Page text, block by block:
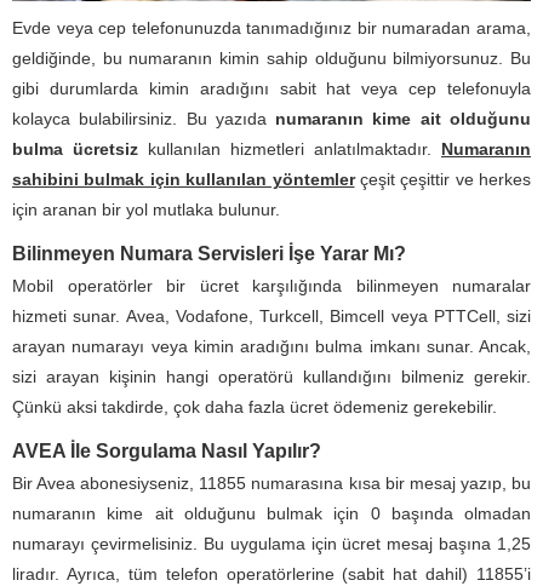
Evde veya cep telefonunuzda tanımadığınız bir numaradan arama,
geldiğinde, bu numaranın kimin sahip olduğunu bilmiyorsunuz. Bu
gibi durumlarda kimin aradığını sabit hat veya cep telefonuyla
kolayca bulabilirsiniz. Bu yazıda numaranın kime ait olduğunu
bulma ücretsiz kullanılan hizmetleri anlatılmaktadır. Numaranın
sahibini bulmak için kullanılan yöntemlerçeşit çeşittir ve herkes
için aranan bir yol mutlaka bulunur.
Bilinmeyen Numara Servisleri İşe Yarar Mı?
Mobil operatörler bir ücret karşılığında bilinmeyen numaralar
hizmeti sunar. Avea, Vodafone, Turkcell, Bimcell veya PTTCell, sizi
arayan numarayı veya kimin aradığını bulma imkanı sunar. Ancak,
sizi arayan kişinin hangi operatörü kullandığını bilmeniz gerekir.
Çünkü aksi takdirde, çok daha fazla ücret ödemeniz gerekebilir.
AVEA İle Sorgulama Nasıl Yapılır?
Bir Avea abonesiyseniz, 11855 numarasına kısa bir mesaj yazıp, bu
numaranın kime ait olduğunu bulmak için 0 başında olmadan
numarayı çevirmelisiniz. Bu uygulama için ücret mesaj başına 1,25
liradır. Ayrıca, tüm telefon operatörlerine (sabit hat dahil) 11855’i